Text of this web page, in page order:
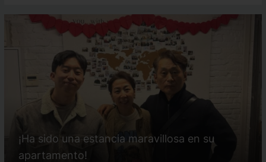
¡Ha sido una estancia maravillosa en su
apartamento!